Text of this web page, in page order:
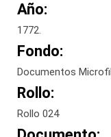
Año:
1772.
Fondo:
Documentos
Rollo:
Rollo 024